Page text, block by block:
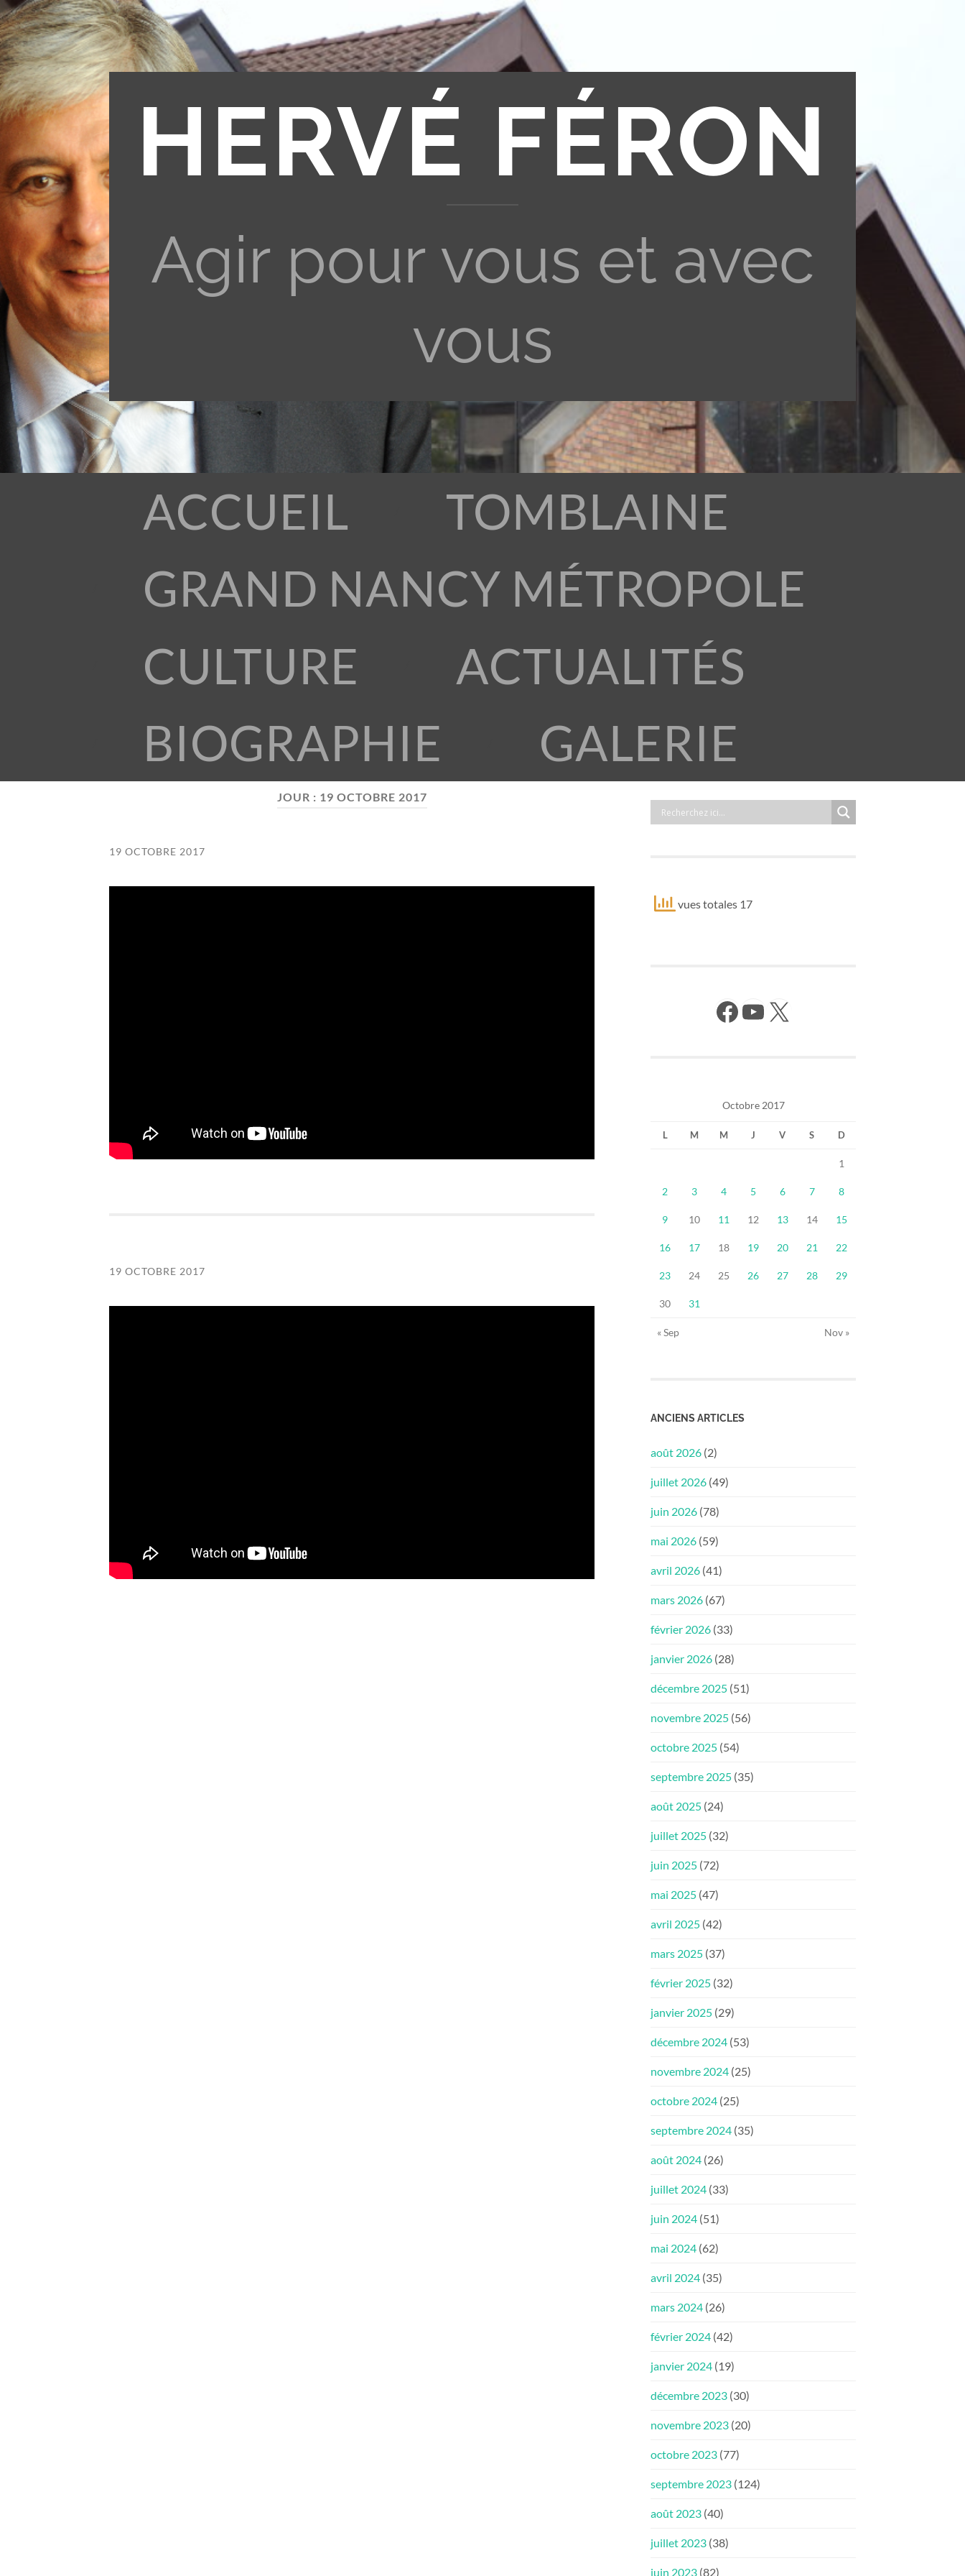
HERVÉ FÉRON
Agir pour vous et avec
vous
ACCUEIL
TOMBLAINE
GRAND NANCY MÉTROPOLE
CULTURE
ACTUALITÉS
BIOGRAPHIE
GALERIE
JOUR : 19 OCTOBRE 2017
19 OCTOBRE 2017
19 OCTOBRE 2017
vues totales 17
Facebook YouTube X
Octobre 2017
L M M J V S D
1
2 3 4 5 6 7 8
9 10 11 12 13 14 15
16 17 18 19 20 21 22
23 24 25 26 27 28 29
30 31
« Sep Nov »
ANCIENS ARTICLES
août 2026 (2)
juillet 2026 (49)
juin 2026 (78)
mai 2026 (59)
avril 2026 (41)
mars 2026 (67)
février 2026 (33)
janvier 2026 (28)
décembre 2025 (51)
novembre 2025 (56)
octobre 2025 (54)
septembre 2025 (35)
août 2025 (24)
juillet 2025 (32)
juin 2025 (72)
mai 2025 (47)
avril 2025 (42)
mars 2025 (37)
février 2025 (32)
janvier 2025 (29)
décembre 2024 (53)
novembre 2024 (25)
octobre 2024 (25)
septembre 2024 (35)
août 2024 (26)
juillet 2024 (33)
juin 2024 (51)
mai 2024 (62)
avril 2024 (35)
mars 2024 (26)
février 2024 (42)
janvier 2024 (19)
décembre 2023 (30)
novembre 2023 (20)
octobre 2023 (77)
septembre 2023 (124)
août 2023 (40)
juillet 2023 (38)
juin 2023 (82)